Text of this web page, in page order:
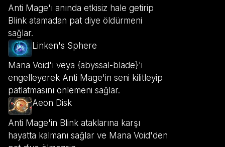
Anti Mage'ı anında etkisiz hale getirip
Blink atamadan pat diye öldürmeni
sağlar.
Linken's Sphere
Mana Void'ı veya {abyssal-blade}'i
engelleyerek Anti Mage'in seni kilitleyip
patlatmasını önlemeni sağlar.
Aeon Disk
Anti Mage'in Blink ataklarına karşı
hayatta kalmanı sağlar ve Mana Void'den